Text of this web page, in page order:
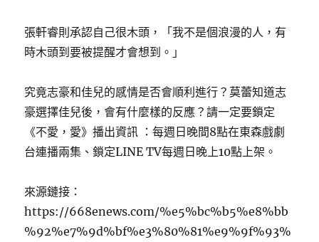
張軒睿則承認自己很木頭，「我不是個浪漫的人，有
時木頭到要被提醒才會想到。」
究竟志豪和佳兒的感情是否會順利進行？莫蕾知道志
豪選擇佳兒後，會有什麼樣的反應？請一定要鎖定
《不愛，愛》播出資訊 ：每週日晚間8點在東森戲劇
台連播兩集、鎖定LINE TV每週日晚上10點上架。
來源鏈接：
https://668enews.com/%e5%bc%b5%e8%bb
%92%e7%9d%bf%e3%80%81%e9%9f%93%